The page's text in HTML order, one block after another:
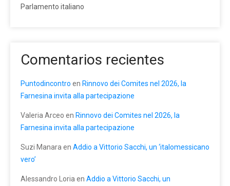
Parlamento italiano
Comentarios recientes
Puntodincontro en Rinnovo dei Comites nel 2026, la
Farnesina invita alla partecipazione
Valeria Arceo en Rinnovo dei Comites nel 2026, la
Farnesina invita alla partecipazione
Suzi Manara en Addio a Vittorio Sacchi, un ‘italomessicano
vero’
Alessandro Loria en Addio a Vittorio Sacchi, un